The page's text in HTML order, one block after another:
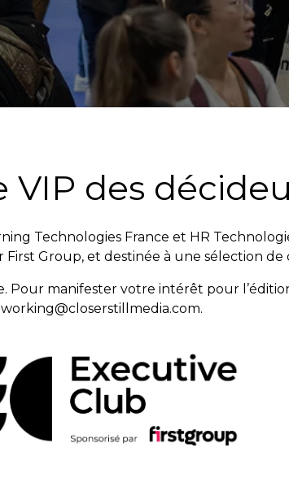
VIP des
Technologies France et HR
Group, et destinée à une sélection de
Pour manifester votre intérêt pour